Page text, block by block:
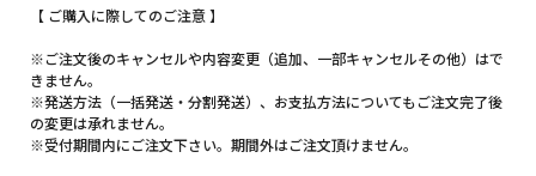
【 ご購入に際してのご注意 】
※ご注文後のキャンセルや内容変更（追加、一部キャンセルその他）はで
きません。
※発送方法（一括発送・分割発送）、お支払方法についてもご注文完了後
の変更は承れません。
※受付期間内にご注文下さい。期間外はご注文頂けません。